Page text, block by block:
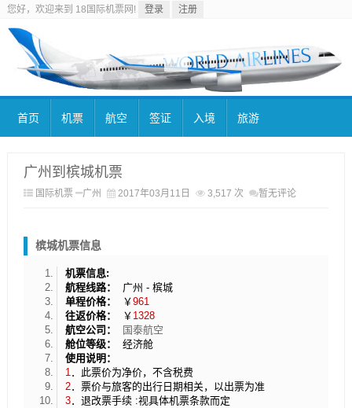
您好，欢迎来到 18国际机票网! 登录 注册
首页 机票 航空 签证 入境 旅游
广州到槟城机票
国际机票 广州 2017年03月11日 3,517 次 暂无评论
槟城机票信息
机票信息:
航程线路：
广州 - 槟城
单程价格：
￥961
往返价格：
￥ 1328
航空公司：
国泰航空
舱位等级：
经济舱
使用说明：
1．此票价为净价，不含税费
2．票价与旅客的出行日期相关，以出票为准
3．退改票手续 :视具体机票条款而定